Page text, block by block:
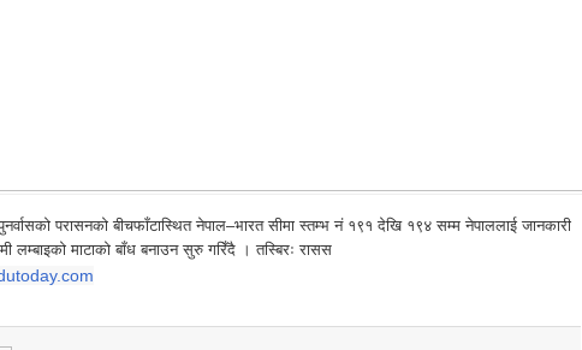
परासनको बीचफाँटास्थित नेपाल–भारत सीमा स्तम्भ नं १९१ देखि १९४ सम्म नेपाललाई जानकारी
लम्बाइको माटाको बाँध बनाउन सुरु गरिँदै । तस्बिरः रासस